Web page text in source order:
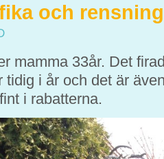
och rensning
mamma 33år. Det
tidig i år och det är
i rabatterna.